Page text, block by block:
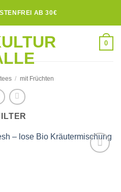
AB 30€
0
/ mit Früchten